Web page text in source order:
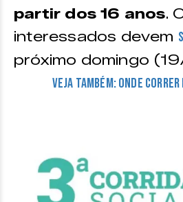
partir dos 16 anos.
interessados devem
próximo domingo
Veja também: onde correr